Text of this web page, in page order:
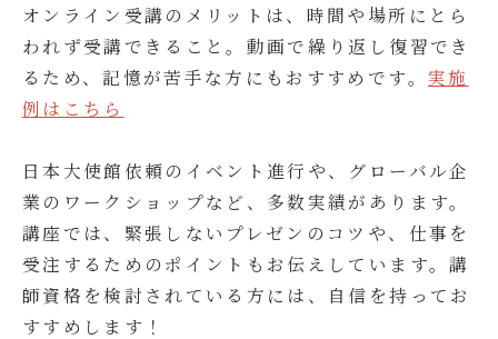
オンライン受講のメリットは、時間や場所にとら
われず受講できること。動画で繰り返し復習でき
るため、記憶が苦手な方にもおすすめです。 実施
例はこちら
日本大使館依頼のイベント進行や、グローバル企
業のワークショップなど、多数実績があります。
講座では、緊張しないプレゼンのコツや、仕事を
受注するためのポイントもお伝えしています。講
師資格を検討されている方には、自信を持ってお
すすめします！